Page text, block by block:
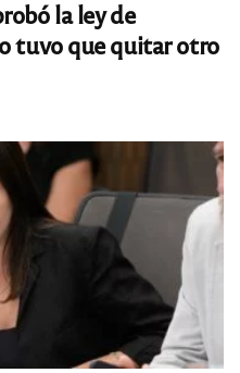
la ley de
tuvo que quitar otro